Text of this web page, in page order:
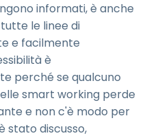
informati, è anche
le linee di
e facilmente
è
perché se qualcuno
smart working perde
e non c'è modo per
stato discusso,